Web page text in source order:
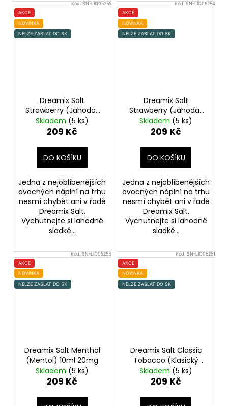
Kód: SN-LIQ05255
AKCE
NOVINKA
NELZE ZASLAT DO SK
Dreamix Salt
Strawberry (Jahoda)
10ml 20mg
Skladem (5 ks)
209 Kč
DO KOŠÍKU
Jedna z nejoblíbenějších
ovocných náplní na trhu
nesmí chybět ani v řadě
Dreamix Salt.
Vychutnejte si lahodné
sladké...
Kód: SN-LIQ05254
AKCE
NOVINKA
NELZE ZASLAT DO SK
Dreamix Salt
Strawberry (Jahoda)
10ml 10mg
Skladem (5 ks)
209 Kč
DO KOŠÍKU
Jedna z nejoblíbenějších
ovocných náplní na trhu
nesmí chybět ani v řadě
Dreamix Salt.
Vychutnejte si lahodné
sladké...
Kód:SN-LIQ05253
AKCE
NOVINKA
NELZE ZASLAT DO SK
Dreamix Salt Menthol
(Mentol) 10ml 20mg
Skladem (5 ks)
209 Kč
Kód:SN-LIQ05251
AKCE
NOVINKA
NELZE ZASLAT DO SK
Dreamix Salt Classic
Tobacco (Klasický
tabák) 10ml 20mg
Skladem (5 ks)
209 Kč